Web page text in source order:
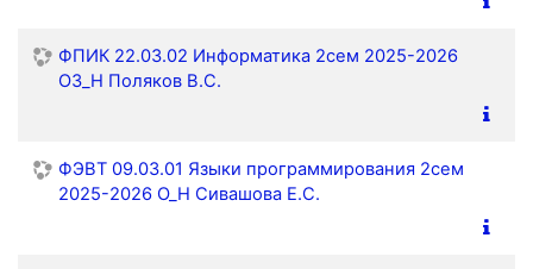
ФПИК 22.03.02 Информатика 2сем 2025-2026
ОЗ_Н Поляков В.С.
ФЭВТ 09.03.01 Языки программирования 2сем
2025-2026 О_Н Сивашова Е.С.